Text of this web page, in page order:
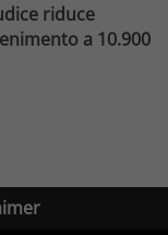
riduce
a 10.900